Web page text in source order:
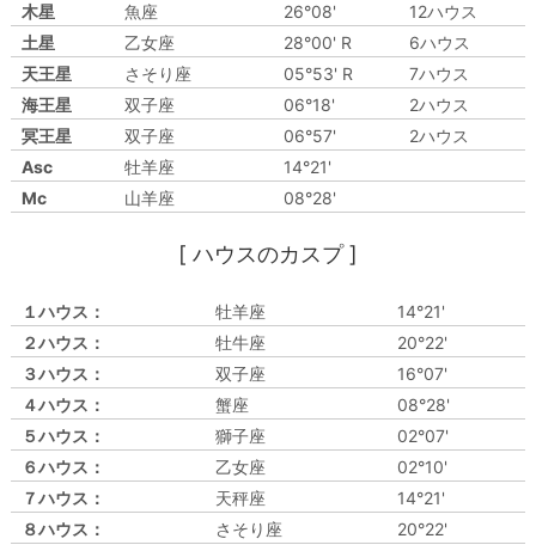
木星
魚座 26°08'
12ハウス
土星
乙女座 28°00' R
6ハウス
天王星
さそり座 05°53' R
7ハウス
海王星
双子座 06°18'
2ハウス
冥王星
双子座 06°57'
2ハウス
Asc
牡羊座
14°21'
Mc
山羊座 08°28'
[ ハウスのカスプ ]
１ハウス： 牡羊座
14°21'
２ハウス：
牡牛座
20°22'
３ハウス：
双子座
16°07'
４ハウス：
蟹座
08°28'
５ハウス：
獅子座
02°07'
６ハウス：
乙女座
02°10'
７ハウス：
天秤座
14°21'
８ハウス：
さそり座
20°22'